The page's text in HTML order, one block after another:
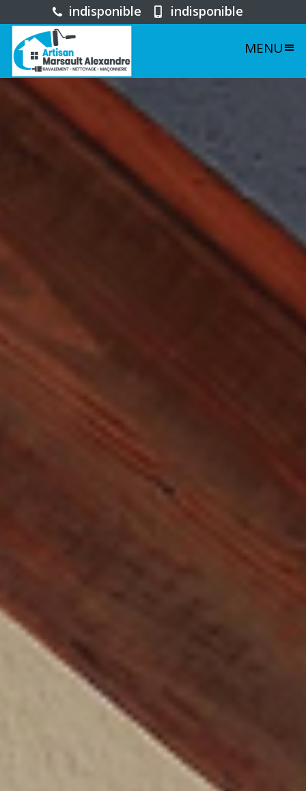
indisponible indisponible
MENU